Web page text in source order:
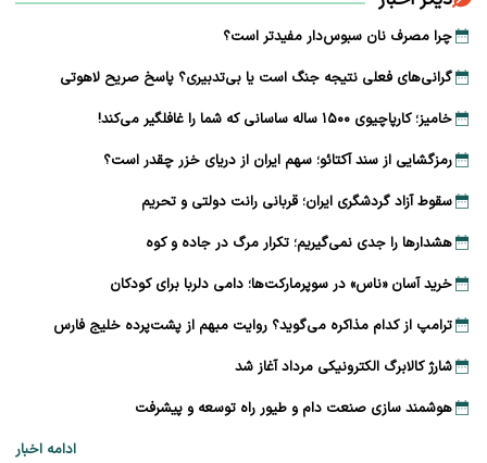
چرا مصرف نان سبوس‌دار مفیدتر است؟
گرانی‌های فعلی نتیجه جنگ است یا بی‌تدبیری؟ پاسخ صریح لاهوتی
خامیز؛ کارپاچیوی ۱۵۰۰ ساله ساسانی که شما را غافلگیر می‌کند!
رمزگشایی از سند آکتائو؛ سهم ایران از دریای خزر چقدر است؟
سقوط آزاد گردشگری ایران؛ قربانی رانت دولتی و تحریم
هشدارها را جدی نمی‌گیریم؛ تکرار مرگ در جاده و کوه
خرید آسان «ناس» در سوپرمارکت‌ها؛ دامی دلربا برای کودکان
ترامپ از کدام مذاکره می‌گوید؟ روایت مبهم از پشت‌پرده خلیج فارس
شارژ کالابرگ الکترونیکی مرداد آغاز شد
هوشمند سازی صنعت دام و طیور راه توسعه و پیشرفت
ادامه اخبار